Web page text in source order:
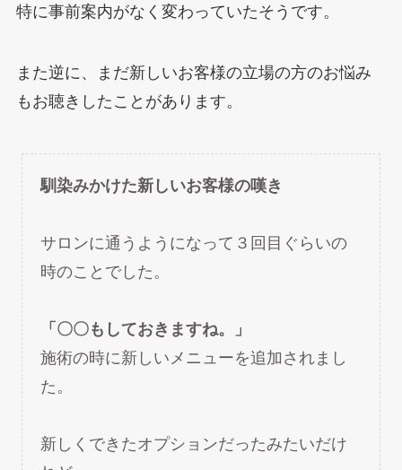
特に事前案内がなく変わっていたそうです。
また逆に、まだ新しいお客様の立場の方のお悩み
もお聴きしたことがあります。
馴染みかけた新しいお客様の嘆き
サロンに通うようになって３回目ぐらいの
時のことでした。
「〇〇もしておきますね。」
施術の時に新しいメニューを追加されまし
た。
新しくできたオプションだったみたいだけ